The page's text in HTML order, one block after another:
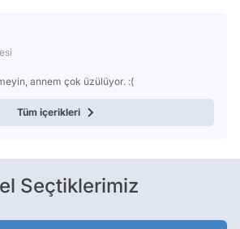
annem çok üzülüyor. :(
Tüm içerikleri
Seçtiklerimiz